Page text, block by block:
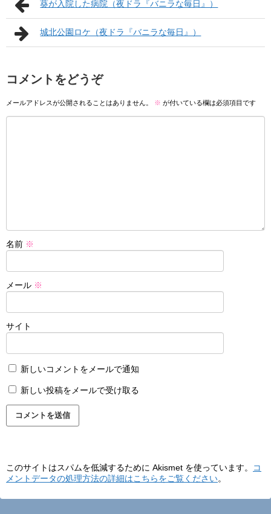
葵が入院した病院（夜ドラ『バニラな毎日』）
城北公園ロケ（夜ドラ『バニラな毎日』）
コメントをどうぞ
メールアドレスが公開されることはありません。 ※ が付いている欄は必須項目です
名前 ※
メール ※
サイト
新しいコメントをメールで通知
新しい投稿をメールで受け取る
このサイトはスパムを低減するために Akismet を使っています。
コ
メントデータの処理方法の詳細はこちらをご覧ください。